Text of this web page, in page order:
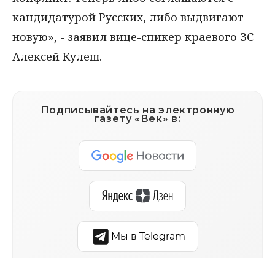
кандидатурой Русских, либо выдвигают
новую», - заявил вице-спикер краевого ЗС
Алексей Кулеш.
Подписывайтесь на электронную
газету «Век» в:
Мы в Telegram